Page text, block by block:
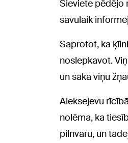
Sieviete pēdējo
savulaik
Saprotot, ka
noslepkavot.
un sāka viņu
Aleksejevu
nolēma, ka
pilnvaru, un